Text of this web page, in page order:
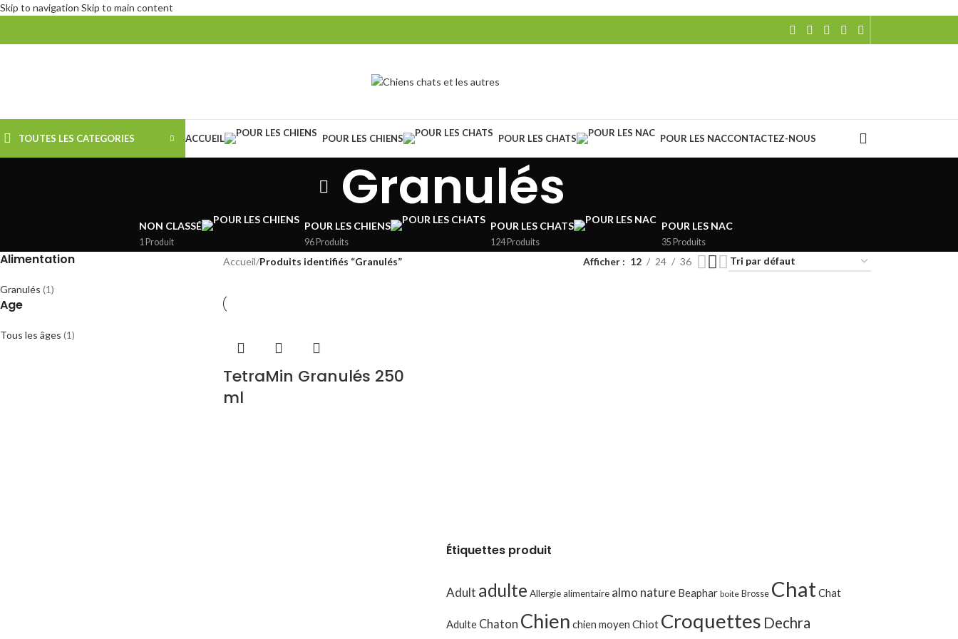
Skip to navigation Skip to main content
TOUTES LES CATEGORIES ACCUEIL POUR LES CHIENS POUR LES CHATS POUR LES NACCONTACTEZ-NOUS
Granulés
NON CLASSÉ
1 Produit
POUR LES CHIENS
96 Produits
POUR LES CHATS
124 Produits
POUR LES NAC
35 Produits
Alimentation
Granulés (1)
Age
Tous les âges (1)
Accueil/Produits identifiés “Granulés” Afficher 12 24 36
TetraMin Granulés 250
ml
Étiquettes produit
Adult adulte Allergie alimentaire almo nature Beaphar boite Brosse ChatChat
Adulte Chaton Chien chien moyen Chiot Croquettes Dechra